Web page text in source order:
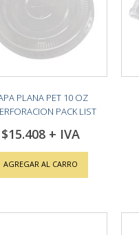
PLANA PET 10 OZ
PACK LIST
$15.408
AGREGAR AL CARRO